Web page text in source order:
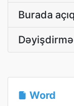
Burada
Word